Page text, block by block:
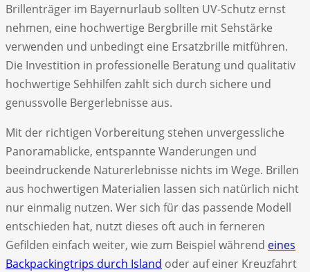
Brillenträger im Bayernurlaub sollten UV-Schutz ernst
nehmen, eine hochwertige Bergbrille mit Sehstärke
verwenden und unbedingt eine Ersatzbrille mitführen.
Die Investition in professionelle Beratung und qualitativ
hochwertige Sehhilfen zahlt sich durch sichere und
genussvolle Bergerlebnisse aus.
Mit der richtigen Vorbereitung stehen unvergessliche
Panoramablicke, entspannte Wanderungen und
beeindruckende Naturerlebnisse nichts im Wege. Brillen
aus hochwertigen Materialien lassen sich natürlich nicht
nur einmalig nutzen. Wer sich für das passende Modell
entschieden hat, nutzt dieses oft auch in ferneren
Gefilden einfach weiter, wie zum Beispiel während eines
Backpackingtrips durch Island oder auf einer Kreuzfahrt